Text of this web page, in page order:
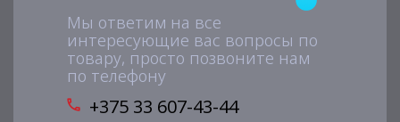
Мы ответим на все
интересующие вас вопросы по
товару, просто позвоните нам
по телефону
+375 33 607-43-44